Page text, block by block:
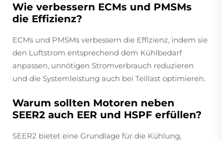
Wie verbessern ECMs und PMSMs
die Effizienz?
ECMs und PMSMs verbessern die Effizienz, indem sie
den Luftstrom entsprechend dem Kühlbedarf
anpassen, unnötigen Stromverbrauch reduzieren
und die Systemleistung auch bei Teillast optimieren.
Warum sollten Motoren neben
SEER2 auch EER und HSPF erfüllen?
SEER2 bietet eine Grundlage für die Kühlung,